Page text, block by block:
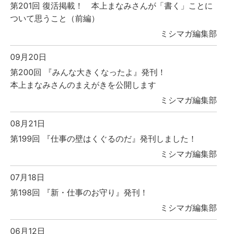
第201回 復活掲載！ 本上まなみさんが「書く」ことに
ついて思うこと（前編）
ミシマガ編集部
09月20日
第200回 『みんな大きくなったよ』発刊！
本上まなみさんのまえがきを公開します
ミシマガ編集部
08月21日
第199回 『仕事の壁はくぐるのだ』発刊しました！
ミシマガ編集部
07月18日
第198回 『新・仕事のお守り』発刊！
ミシマガ編集部
06月12日